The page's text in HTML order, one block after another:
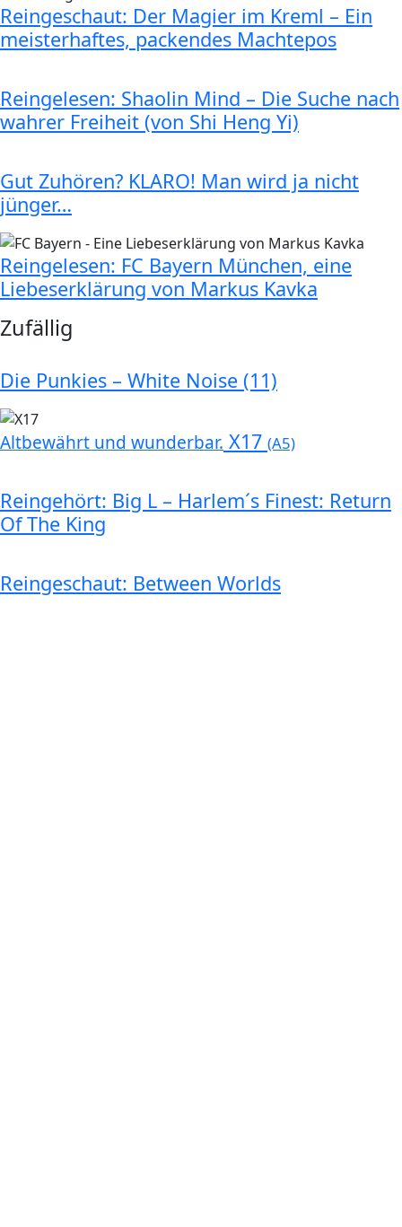
Reingeschaut: Der Magier im Kreml – Ein
meisterhaftes, packendes Machtepos
Reingelesen: Shaolin Mind – Die Suche nach
wahrer Freiheit (von Shi Heng Yi)
Gut Zuhören? KLARO! Man wird ja nicht
jünger…
Reingelesen: FC Bayern München, eine
Liebeserklärung von Markus Kavka
Zufällig
Die Punkies – White Noise (11)
Altbewährt und wunderbar. X17 (A5)
Reingehört: Big L – Harlem´s Finest: Return
Of The King
Reingeschaut: Between Worlds